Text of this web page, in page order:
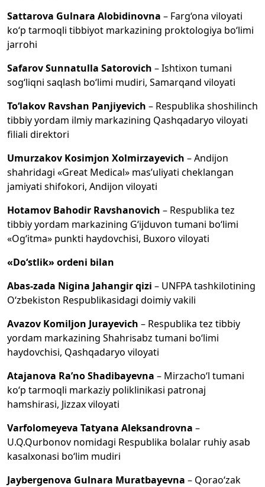
Sattarova Gulnara Alobidinovna – Farg‘ona viloyati
ko‘p tarmoqli tibbiyot markazining proktologiya bo‘limi
jarrohi
Safarov Sunnatulla Satorovich – Ishtixon tumani
sog‘liqni saqlash bo‘limi mudiri, Samarqand viloyati
To‘lakov Ravshan Panjiyevich – Respublika shoshilinch
tibbiy yordam ilmiy markazining Qashqadaryo viloyati
filiali direktori
Umurzakov Kosimjon Xolmirzayevich – Andijon
shahridagi «Great Medical» mas’uliyati cheklangan
jamiyati shifokori, Andijon viloyati
Hotamov Bahodir Ravshanovich – Respublika tez
tibbiy yordam markazining G‘ijduvon tumani bo‘limi
«Og‘itma» punkti haydovchisi, Buxoro viloyati
«Do‘stlik» ordeni bilan
Abas-zada Nigina Jahangir qizi – UNFPA tashkilotining
O‘zbekiston Respublikasidagi doimiy vakili
Avazov Komiljon Jurayevich – Respublika tez tibbiy
yordam markazining Shahrisabz tumani bo‘limi
haydovchisi, Qashqadaryo viloyati
Atajanova Ra’no Shadibayevna – Mirzacho‘l tumani
ko‘p tarmoqli markaziy poliklinikasi patronaj
hamshirasi, Jizzax viloyati
Varfolomeyeva Tatyana Aleksandrovna –
U.Q.Qurbonov nomidagi Respublika bolalar ruhiy asab
kasalxonasi bo‘lim mudiri
Jaybergenova Gulnara Muratbayevna – Qorao‘zak